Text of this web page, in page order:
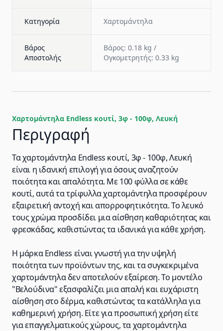
Κατηγορία Χαρτομάντηλα
Βάρος
Αποστολής
Βάρος: 0.18 kg /
Ογκομετρητής: 0.33 kg
Χαρτομάντηλα Εndless κουτί, 3φ - 100φ, Λευκή
Περιγραφή
Τα χαρτομάντηλα Εndless κουτί, 3φ - 100φ, Λευκή
είναι η ιδανική επιλογή για όσους αναζητούν
ποιότητα και απαλότητα. Με 100 φύλλα σε κάθε
κουτί, αυτά τα τρίφυλλα χαρτομάντηλα προσφέρουν
εξαιρετική αντοχή και απορροφητικότητα. Το λευκό
τους χρώμα προσδίδει μια αίσθηση καθαριότητας και
φρεσκάδας, καθιστώντας τα ιδανικά για κάθε χρήση.
Η μάρκα Endless είναι γνωστή για την υψηλή
ποιότητα των προϊόντων της, και τα συγκεκριμένα
χαρτομάντηλα δεν αποτελούν εξαίρεση. Το μοντέλο
"Βελούδινα" εξασφαλίζει μια απαλή και ευχάριστη
αίσθηση στο δέρμα, καθιστώντας τα κατάλληλα για
καθημερινή χρήση. Είτε για προσωπική χρήση είτε
για επαγγελματικούς χώρους, τα χαρτομάντηλα